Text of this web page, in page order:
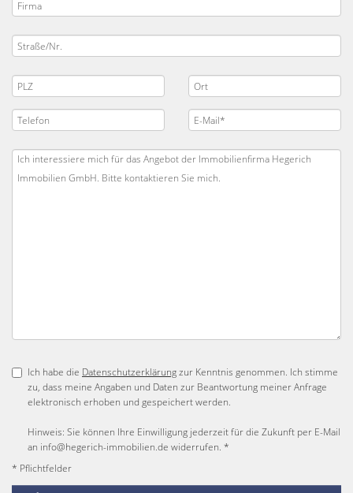
Ich habe die Datenschutzerklärungzur Kenntnis genommen. Ich stimme
zu, dass meine Angaben und Daten zur Beantwortung meiner Anfrage
elektronisch erhoben und gespeichert werden.
Hinweis: Sie können Ihre Einwilligung jederzeit für die Zukunft per E-Mail
an info@hegerich-immobilien.de widerrufen. *
* Pflichtfelder